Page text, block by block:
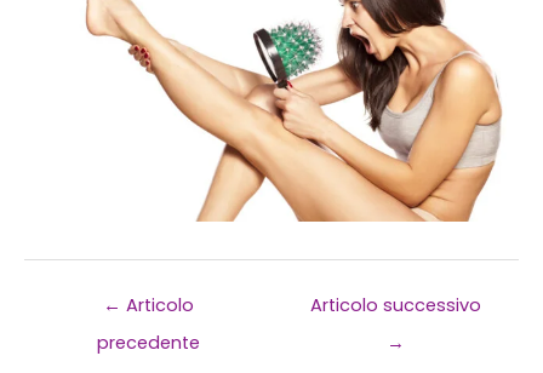
← Articolo
precedente
Articolo successivo
→